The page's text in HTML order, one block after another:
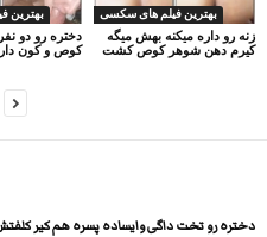
بهترین
دختره رو دو
کوص و کون
بهترین فیلم های سکسی
زنه رو داره میکنه بهش میگه
کیرم دهن شوهر کوص کشت
دختره رو تخت داگی وایساده پسره هم کیر